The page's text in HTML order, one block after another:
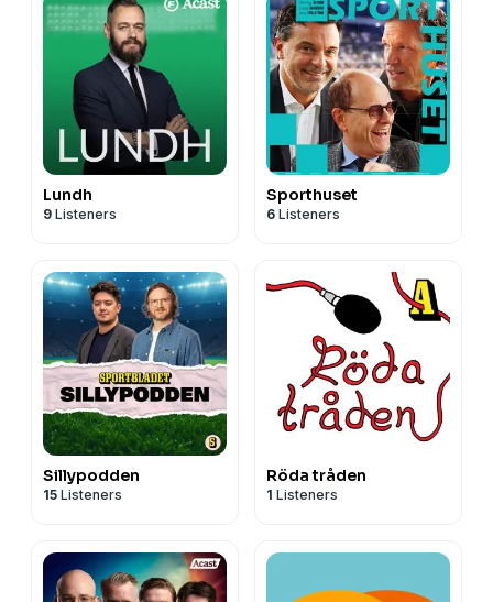
Lundh
9 Listeners
Sporthuset
6 Listeners
Sillypodden
15 Listeners
Röda tråden
1 Listeners